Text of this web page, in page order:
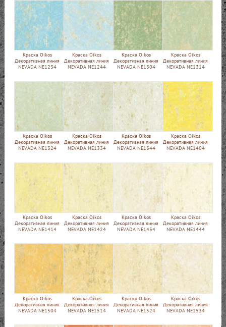
Краска Oikos
Декоративная линия
NEVADA NE1234
Краска Oikos
Декоративная линия
NEVADA NE1244
Краска Oikos
Декоративная линия
NEVADA NE1304
Краска Oikos
Декоративная линия
NEVADA NE1314
Краска Oikos
Декоративная линия
NEVADA NE1324
Краска Oikos
Декоративная линия
NEVADA NE1334
Краска Oikos
Декоративная линия
NEVADA NE1344
Краска Oikos
Декоративная линия
NEVADA NE1404
Краска Oikos
Декоративная линия
NEVADA NE1414
Краска Oikos
Декоративная линия
NEVADA NE1424
Краска Oikos
Декоративная линия
NEVADA NE1434
Краска Oikos
Декоративная линия
NEVADA NE1444
Краска Oikos
Декоративная линия
NEVADA NE1504
Краска Oikos
Декоративная линия
NEVADA NE1514
Краска Oikos
Декоративная линия
NEVADA NE1524
Краска Oikos
Декоративная линия
NEVADA NE1534